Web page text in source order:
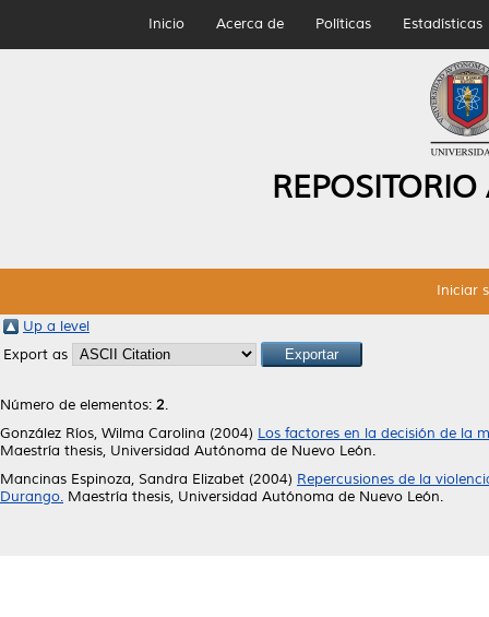
Inicio Acerca de Políticas Estadísticas
Iniciar
Up a level
Export as
Número de elementos: 2.
González Ríos, Wilma Carolina (2004) Los factores en la decisión de la
Maestría thesis, Universidad Autónoma de Nuevo León.
Mancinas Espinoza, Sandra Elizabet (2004) Repercusiones de la
Durango. Maestría thesis, Universidad Autónoma de Nuevo León.